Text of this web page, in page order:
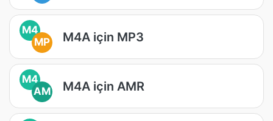
M4
MP
M4A için MP3
M4
AM
M4A için AMR